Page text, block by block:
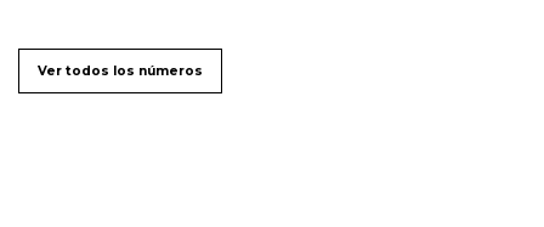
Ver todos los números